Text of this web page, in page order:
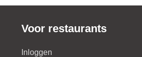
Voor restaurants
Inloggen